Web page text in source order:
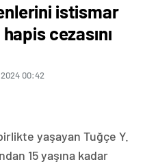
istismar
cezasını
00:42
yaşayan Tuğçe Y.
15 yaşına kadar